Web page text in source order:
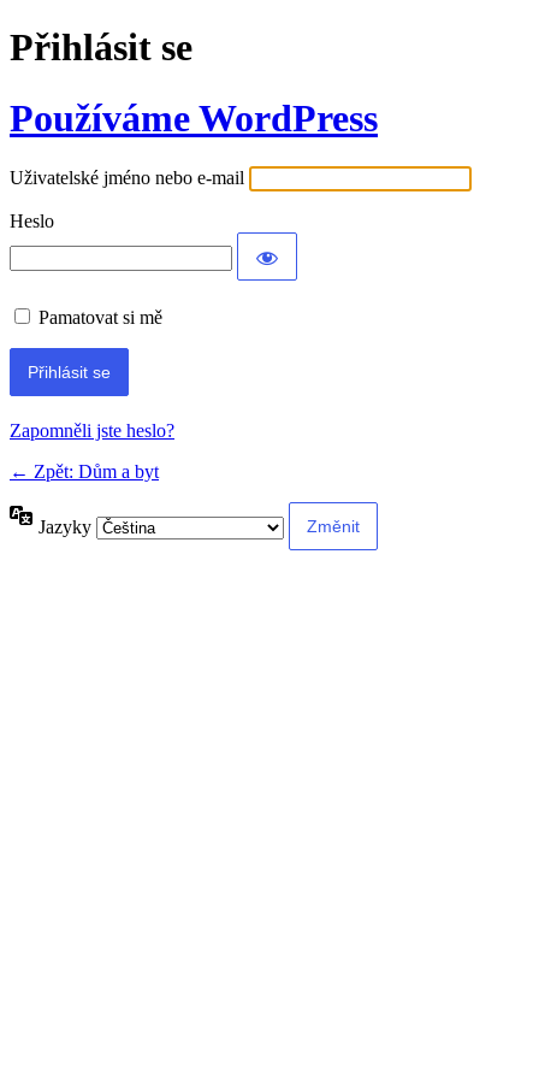
Přihlásit se
Používáme WordPress
Uživatelské jméno nebo e-mail
Heslo
Pamatovat si mě
Alternative:
Zapomněli jste heslo?
← Zpět: Dům a byt
Jazyky